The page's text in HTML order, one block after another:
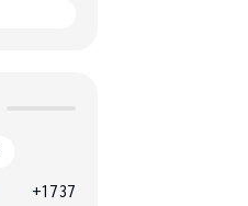
+1737